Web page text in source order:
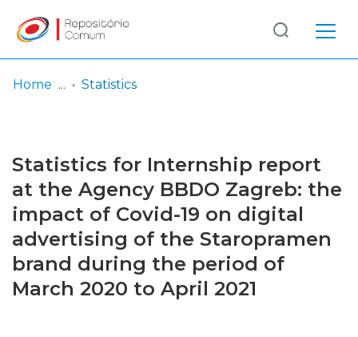
Browse repository
Entities
Log
In
(current)
Home Statistics
Statistics for Internship report
at the Agency BBDO Zagreb: the
impact of Covid-19 on digital
advertising of the Staropramen
brand during the period of
March 2020 to April 2021